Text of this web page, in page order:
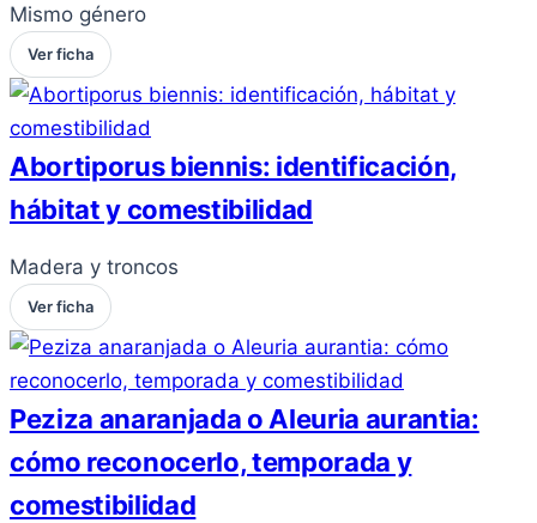
Mismo género
Ver ficha
Abortiporus biennis: identificación,
hábitat y comestibilidad
Madera y troncos
Ver ficha
Peziza anaranjada o Aleuria aurantia:
cómo reconocerlo, temporada y
comestibilidad